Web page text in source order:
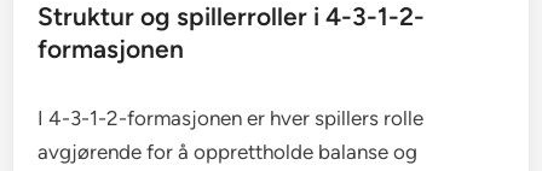
Struktur og spillerroller i 4-3-1-2-
formasjonen
I 4-3-1-2-formasjonen er hver spillers rolle
avgjørende for å opprettholde balanse og